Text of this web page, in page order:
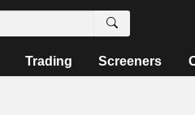
Trading Screeners